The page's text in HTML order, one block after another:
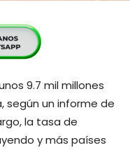
9.7 mil millones
según un informe de
la tasa de
y más países